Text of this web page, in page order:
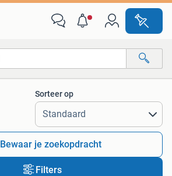
Alle afstanden…
Sorteer op
Bewaar je zoekopdracht
Filters